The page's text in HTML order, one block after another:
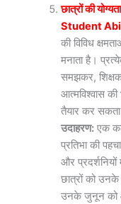
छात्रों की
Student
की विविध
मनाता है।
समझकर, शिक्षक
आत्मविश्वास
तैयार कर
उदाहरण: एक
प्रतिभा की
और
छात्रों को
उनके जुनून को